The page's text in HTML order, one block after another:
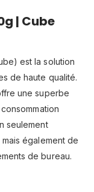
| Cube
est la solution
de haute qualité.
une superbe
seulement
également de
de bureau.